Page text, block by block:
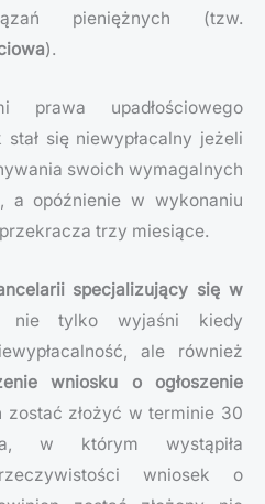
pieniężnych (tzw.
).
prawa upadłościowego
się niewypłacalny jeżeli
swoich wymagalnych
a opóźnienie w wykonaniu
trzy miesiące.
specjalizujący się w
nie tylko wyjaśni kiedy
ale również
wniosku o ogłoszenie
zostać złożyć w terminie 30
w którym wystąpiła
wniosek o